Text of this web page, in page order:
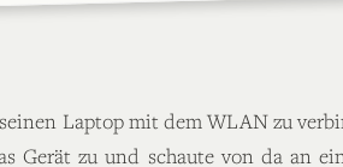
Laptop mit dem WLAN zu
Gerät zu und schaute von da an